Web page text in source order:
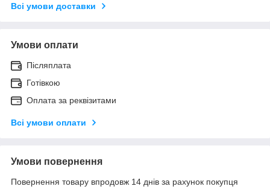
Всі умови доставки
Умови оплати
Післяплата
Готівкою
Оплата за реквізитами
Всі умови оплати
Умови повернення
Повернення товару впродовж 14 днів за рахунок покупця